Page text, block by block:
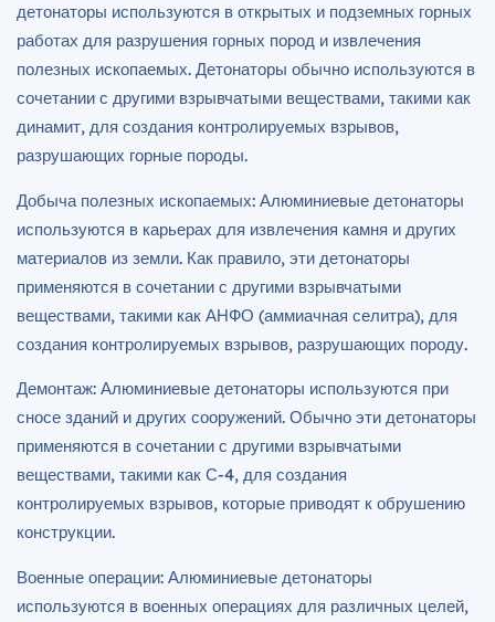
детонаторы используются в открытых и подземных горных
работах для разрушения горных пород и извлечения
полезных ископаемых. Детонаторы обычно используются в
сочетании с другими взрывчатыми веществами, такими как
динамит, для создания контролируемых взрывов,
разрушающих горные породы.
Добыча полезных ископаемых: Алюминиевые детонаторы
используются в карьерах для извлечения камня и других
материалов из земли. Как правило, эти детонаторы
применяются в сочетании с другими взрывчатыми
веществами, такими как АНФО (аммиачная селитра), для
создания контролируемых взрывов, разрушающих породу.
Демонтаж: Алюминиевые детонаторы используются при
сносе зданий и других сооружений. Обычно эти детонаторы
применяются в сочетании с другими взрывчатыми
веществами, такими как С-4, для создания
контролируемых взрывов, которые приводят к обрушению
конструкции.
Военные операции: Алюминиевые детонаторы
используются в военных операциях для различных целей,